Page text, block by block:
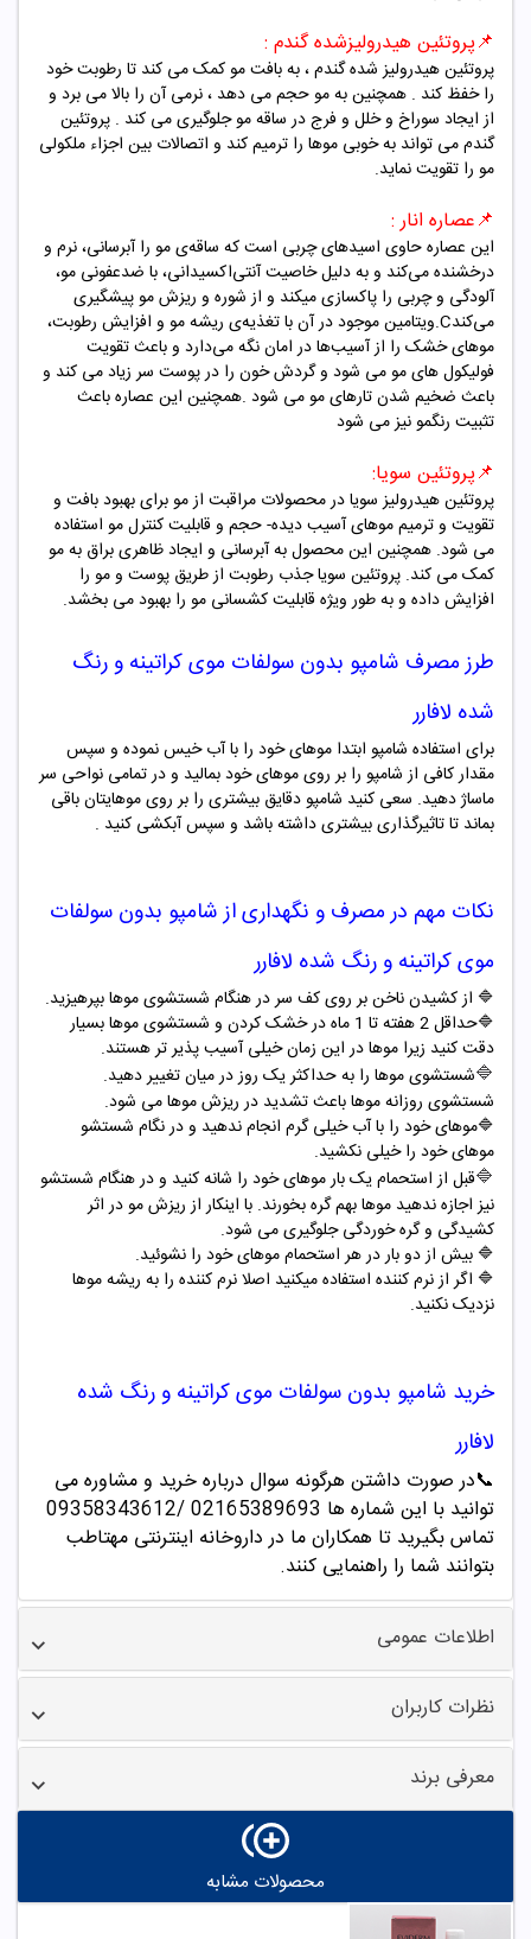
📌پروتئین هیدرولیزشده گندم :
پروتئین هیدرولیز شده گندم ، به بافت مو کمک می کند تا رطوبت خود
را خفظ کند . همچنین به مو حجم می دهد ، نرمی آن را بالا می برد و
از ایجاد سوراخ و خلل و فرج در ساقه مو جلوگیری می کند . پروتئین
گندم می تواند به خوبی موها را ترمیم کند و اتصالات بین اجزاء ملکولی
مو را تقویت نماید.
📌عصاره انار:
این عصاره حاوی اسیدهای چربی است که ساقه‌ی مو را آبرسانی، نرم و
درخشنده می‌کند و به دلیل خاصیت آنتی‌اکسیدانی، با ضدعفونی مو،
آلودگی و چربی را پاکسازی میکند و از شوره و ریزش مو پیشگیری
می‌کند.Cویتامین موجود در آن با تغذیه‌‌ی ریشه مو و افزایش رطوبت،
موهای خشک را از آسیب‌ها در امان نگه می‌دارد و باعث تقویت
فولیکول های مو می شود و گردش خون را در پوست سر زیاد می کند و
باعث ضخیم شدن تارهای مو می شود .همچنین این عصاره باعث
تثبیت رنگمو نیز می شود
📌پروتئین سویا:
پروتئین هیدرولیز سویا در محصولات مراقبت از مو برای بهبود بافت و
تقویت و ترمیم موهای آسیب دیده- حجم و قابلیت کنترل مو استفاده
می شود. همچنین این محصول به آبرسانی و ایجاد ظاهری براق به مو
کمک می کند. پروتئین سویا جذب رطوبت از طریق پوست و مو را
افزایش داده و به طور ویژه قابلیت کشسانی مو را بهبود می بخشد.
طرز مصرف شامپو بدون سولفات موی کراتینه و رنگ
شده لافارر
برای استفاده شامپو ابتدا موهای خود را با آب خیس نموده و سپس
مقدار کافی از شامپو را بر روی موهای خود بمالید و در تمامی نواحی سر
ماساژ دهید. سعی کنید شامپو دقایق بیشتری را بر روی موهایتان باقی
بماند تا تاثیرگذاری بیشتری داشته باشد و سپس آبکشی کنید .
نکات مهم در مصرف و نگهداری از شامپو بدون سولفات
موی کراتینه و رنگ شده لافارر
🔷 از کشیدن ناخن بر روی کف سر در هنگام شستشوی موها بپرهیزید.
🔷
حداقل 2 هفته تا 1 ماه در خشک کردن و شستشوی موها بسیار
دقت کنید زیرا موها در این زمان خیلی آسیب پذیر تر هستند.
🔷شستشوی موها را به حداکثر یک روز در میان تغییر دهید.
شستشوی روزانه موها باعث تشدید در ریزش موها می شود.
🔷موهای خود را با آب خیلی گرم انجام ندهید و در نگام شستشو
موهای خود را خیلی نکشید.
🔷قبل از استحمام یک بار موهای خود را شانه کنید و در هنگام شستشو
نیز اجازه ندهید موها بهم گره بخورند. با اینکار از ریزش مو در اثر
کشیدگی و گره خوردگی جلوگیری می شود.
🔷 بیش از دو بار در هر استحمام موهای خود را نشوئید.
🔷 اگر از نرم کننده استفاده میکنید اصلا نرم کننده را به ریشه موها
نزدیک نکنید.
خرید شامپو بدون سولفات موی کراتینه و رنگ شده
لافارر
📞در صورت داشتن هرگونه سوال درباره خرید و مشاوره می
توانید با این شماره ها 02165389693
/09358343612
تماس بگیرید تا همکاران ما در داروخانه اینترنتی مهتاطب
بتوانند شما را راهنمایی کنند.
اطلاعات عمومی
نظرات کاربران
معرفی برند
محصولات مشابه